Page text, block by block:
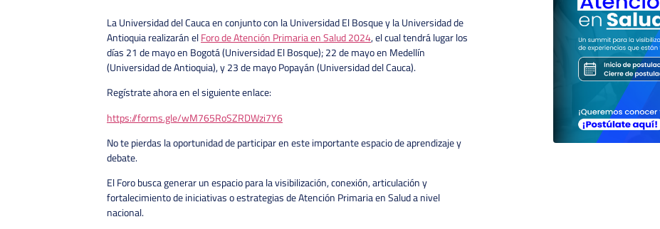
La Universidad del Cauca en conjunto con la Universidad El Bosque y la Universidad de
Antioquia realizarán elForo de Atención Primaria en Salud 2024, el cual tendrá lugar los
días 21 de mayo en Bogotá (Universidad El Bosque); 22 de mayo en Medellín
(Universidad de Antioquia), y 23 de mayo Popayán (Universidad del Cauca).
Regístrate ahora en el siguiente enlace:
https://forms.gle/wM765RoSZRDWzi7Y6
No te pierdas la oportunidad de participar en este importante espacio de aprendizaje y
debate.
El Foro busca generar un espacio para la visibilización, conexión, articulación y
fortalecimiento de iniciativas o estrategias de Atención Primaria en Salud a nivel
nacional.